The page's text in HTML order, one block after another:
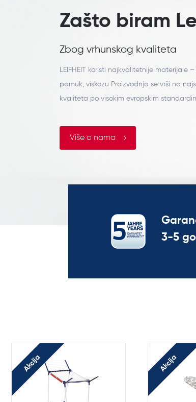
Zašto biram
Zbog vrhunskog kvaliteta
LEIFHEIT koristi najkvalitetnije materijale
pamuk, viskozu Proizvodnja se vrši na
kvaliteta po visokim evropskim
Više o nama
3-5
Akcija Akcija